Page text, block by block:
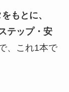
もとに、
テップ・安
、これ1本で